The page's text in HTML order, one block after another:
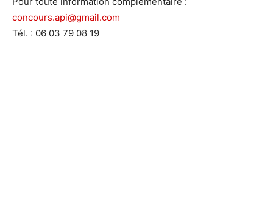
concours.api@gmail.com
Tél. : 06 03 79 08 19